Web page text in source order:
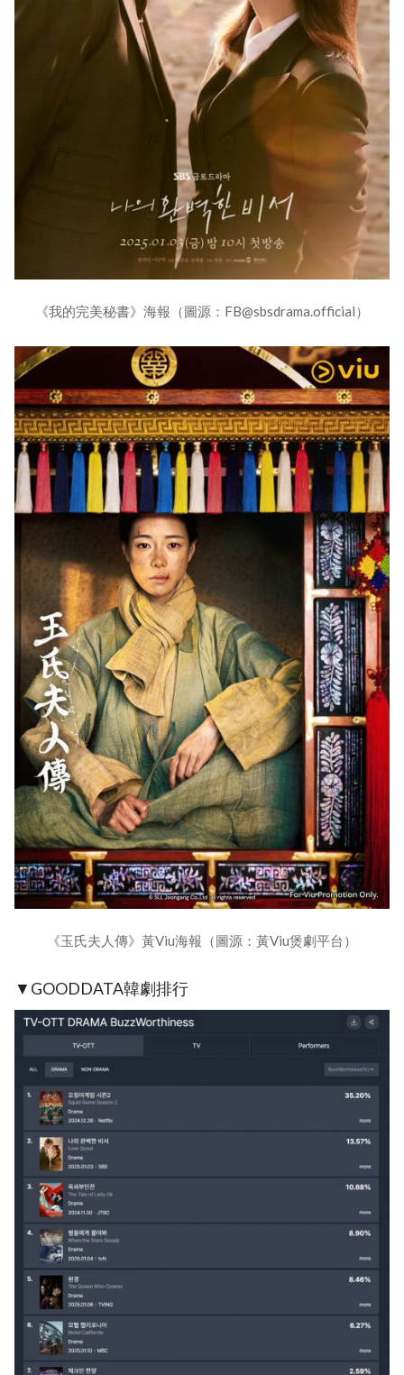
《我的完美秘書》海報（圖源：FB@sbsdrama.official）
《玉氏夫人傳》黃Viu海報（圖源：黃Viu煲劇平台）
▼GOODDATA韓劇排行